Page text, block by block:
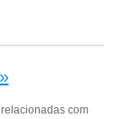
»
com